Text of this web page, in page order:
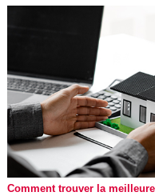
Comment trouver la